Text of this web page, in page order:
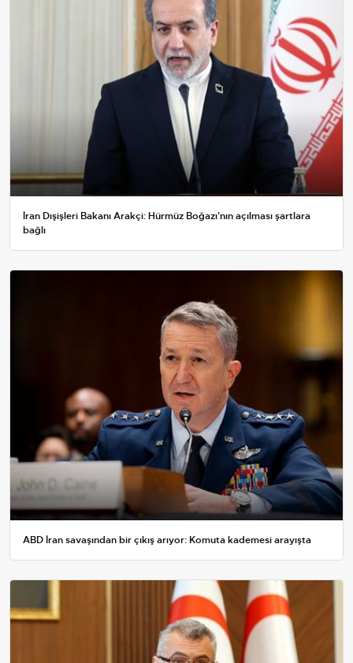
İran Dışişleri Bakanı Arakçi: Hürmüz Boğazı'nın açılması şartlara
bağlı
ABD İran savaşından bir çıkış arıyor: Komuta kademesi arayışta